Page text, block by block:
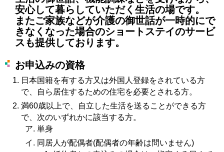
安心して暮らしていただく生活の場です。
またご家族などが介護の御世話が一時的にで
きなくなった場合のショートステイのサービ
スも提供しております。
お申込みの資格
日本国籍を有する方又は外国人登録をされている方
で、自ら居住するための住宅を必要とされる方。
満60歳以上で、自立した生活を送ることができる方
で、次のいずれかに該当する方。
単身
同居人が配偶者(配偶者の年齢は問いません)